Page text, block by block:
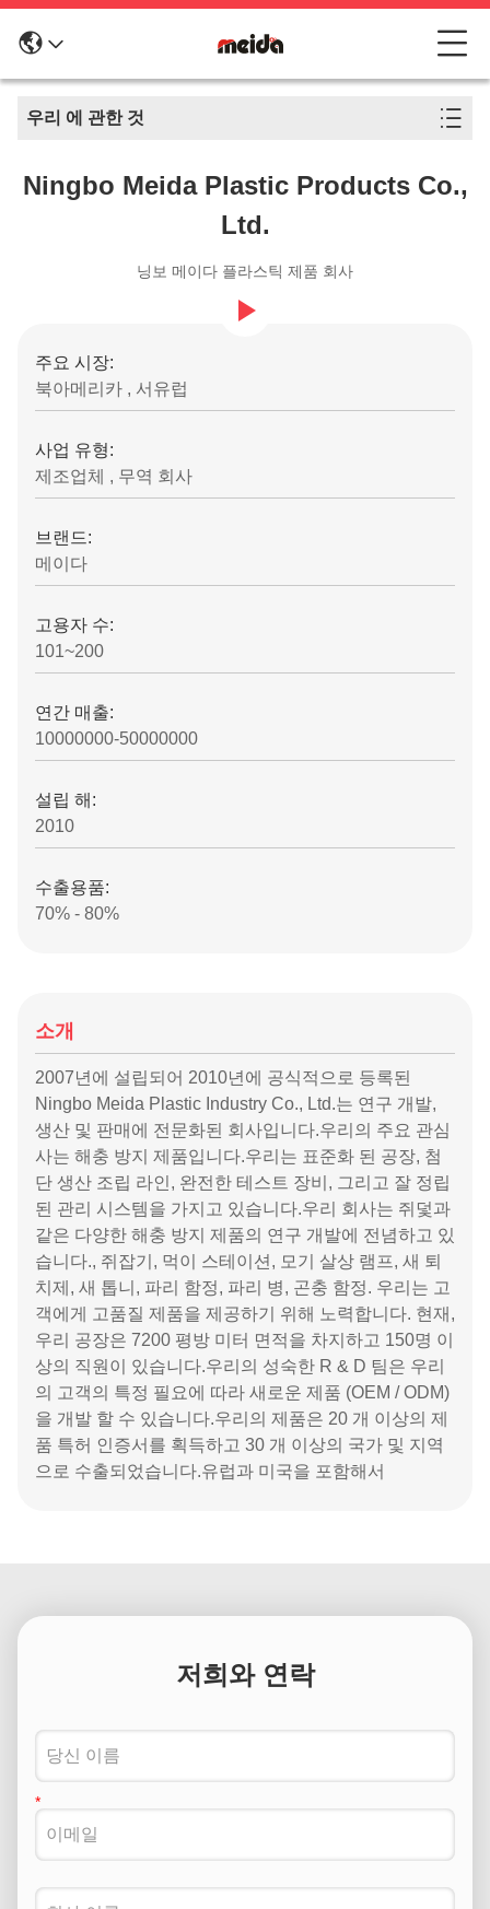
우리 에 관한 것
Ningbo Meida Plastic Products Co.,
Ltd.
닝보 메이다 플라스틱 제품 회사
주요 시장:
북아메리카 , 서유럽
사업 유형:
제조업체 , 무역 회사
브랜드:
메이다
고용자 수:
101~200
연간 매출:
10000000-50000000
설립 해:
2010
수출용품:
70% - 80%
소개
2007년에 설립되어 2010년에 공식적으로 등록된
Ningbo Meida Plastic Industry Co., Ltd.는 연구 개발,
생산 및 판매에 전문화된 회사입니다.우리의 주요 관심
사는 해충 방지 제품입니다.우리는 표준화 된 공장, 첨
단 생산 조립 라인, 완전한 테스트 장비, 그리고 잘 정립
된 관리 시스템을 가지고 있습니다.우리 회사는 쥐덫과
같은 다양한 해충 방지 제품의 연구 개발에 전념하고 있
습니다., 쥐잡기, 먹이 스테이션, 모기 살상 램프, 새 퇴
치제, 새 톱니, 파리 함정, 파리 병, 곤충 함정. 우리는 고
객에게 고품질 제품을 제공하기 위해 노력합니다. 현재,
우리 공장은 7200 평방 미터 면적을 차지하고 150명 이
상의 직원이 있습니다.우리의 성숙한 R & D 팀은 우리
의 고객의 특정 필요에 따라 새로운 제품 (OEM / ODM)
을 개발 할 수 있습니다.우리의 제품은 20 개 이상의 제
품 특허 인증서를 획득하고 30 개 이상의 국가 및 지역
으로 수출되었습니다.유럽과 미국을 포함해서
저희와 연락